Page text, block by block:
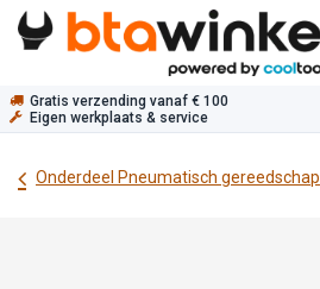
Overslaan naar inhoud
Gratis verzending vanaf € 100
Eigen werkplaats & service
Onderdeel Pneumatisch gereedschap